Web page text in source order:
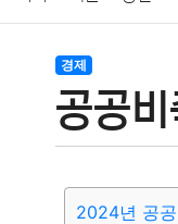
결혼 육아
기술 종교
경제
공공
2024년 공